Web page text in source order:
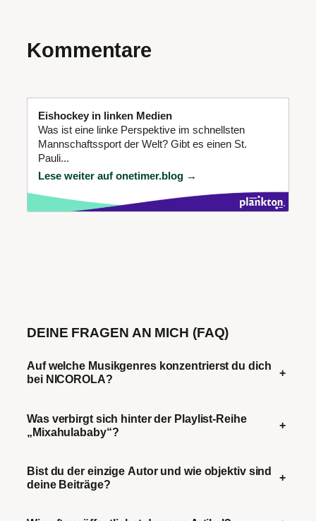
Kommentare
Eishockey in linken Medien
Was ist eine linke Perspektive im schnellsten
Mannschaftssport der Welt? Gibt es einen St.
Pauli...
Lese weiter auf onetimer.blog →
DEINE FRAGEN AN MICH (FAQ)
Auf welche Musikgenres konzentrierst du dich
bei NICOROLA?
+
Was verbirgt sich hinter der Playlist-Reihe
„Mixahulababy“?
+
Bist du der einzige Autor und wie objektiv sind
deine Beiträge?
+